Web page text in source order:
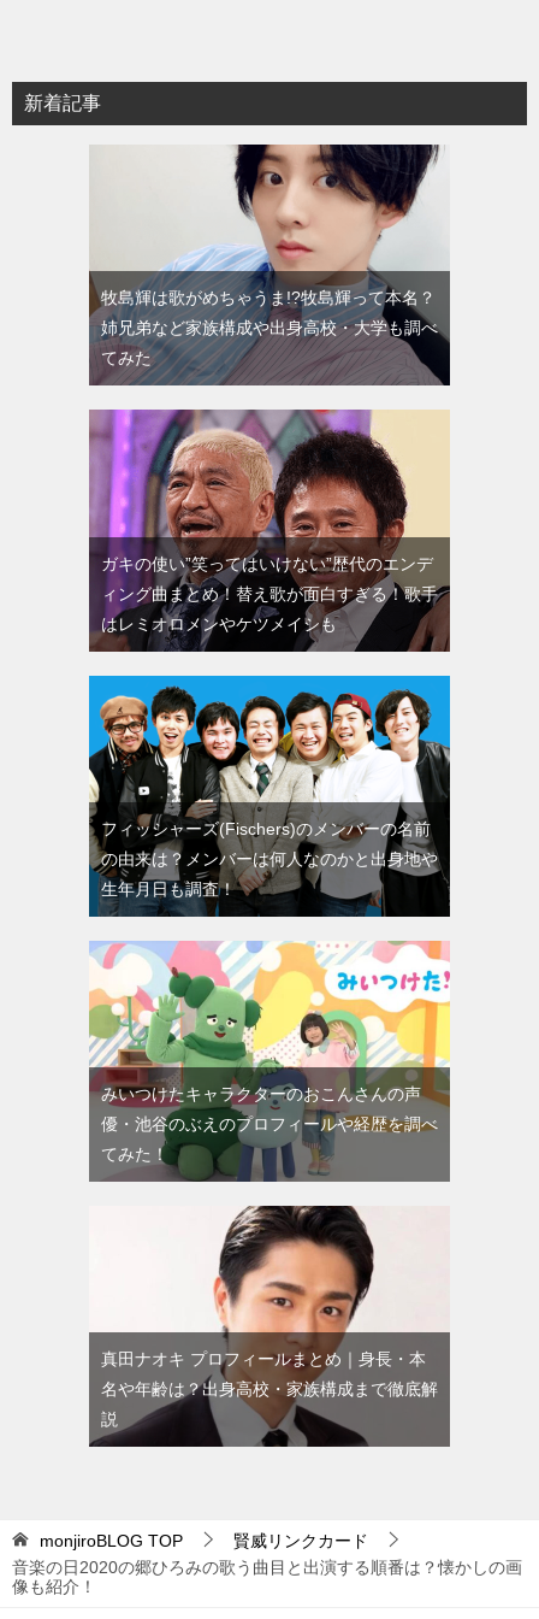
新着記事
牧島輝は歌がめちゃうま!?牧島輝って本名？
姉兄弟など家族構成や出身高校・大学も調べ
てみた
ガキの使い”笑ってはいけない”歴代のエンデ
ィング曲まとめ！替え歌が面白すぎる！歌手
はレミオロメンやケツメイシも
フィッシャーズ(Fischers)のメンバーの名前
の由来は？メンバーは何人なのかと出身地や
生年月日も調査！
みいつけたキャラクターのおこんさんの声
優・池谷のぶえのプロフィールや経歴を調べ
てみた！
真田ナオキ プロフィールまとめ｜身長・本
名や年齢は？出身高校・家族構成まで徹底解
説
monjiroBLOG TOP
賢威リンクカード
音楽の日2020の郷ひろみの歌う曲目と出演する順番は？懐かしの画
像も紹介！